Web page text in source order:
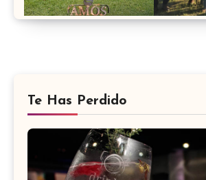
Te Has Perdido